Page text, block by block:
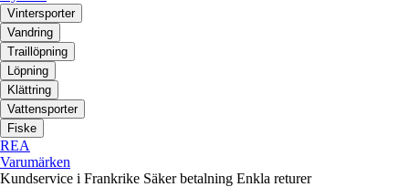
Vintersporter
Vandring
Traillöpning
Löpning
Klättring
Vattensporter
Fiske
REA
Varumärken
Kundservice i Frankrike Säker betalning Enkla returer